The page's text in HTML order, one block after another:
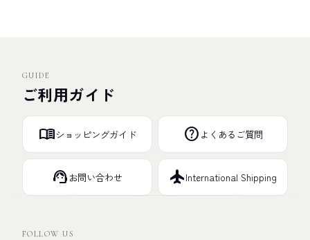
GUIDE
ご利用ガイド
menu_bookショッピングガイド help よくあるご質問
support_agent お問い合わせ flightInternational Shipping
FOLLOW US